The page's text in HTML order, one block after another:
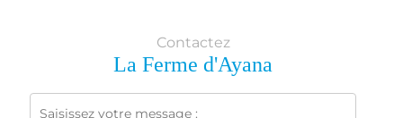
Contactez
La Ferme d'Ayana